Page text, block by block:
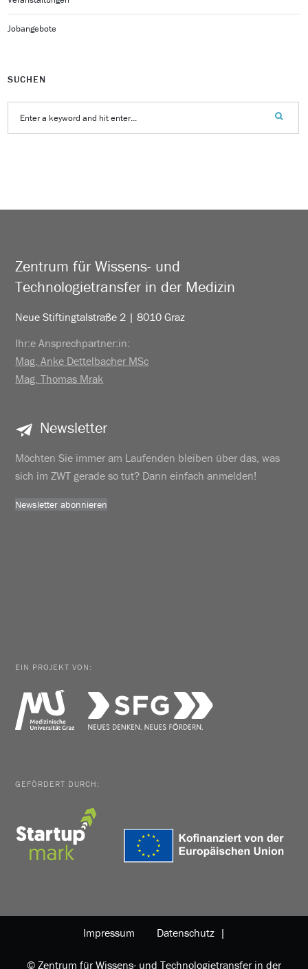
Jobangebote
SUCHEN
Zentrum für Wissens- und
Technologietransfer in der Medizin
Neue Stiftingtalstraße 2 | 8010 Graz
Ihr:e Ansprechpartner:in:
Mag. Anke Dettelbacher MSc
Mag. Thomas Mrak
Newsletter
Möchten Sie immer am Laufenden bleiben über das, was
sich im ZWT gerade so tut? Dann einfach anmelden!
Newsletter abonnieren
EIN PROJEKT VON:
GEFÖRDERT DURCH:
Impressum Datenschutz |
© Zentrum für Wissens- und Technologietransfer in der